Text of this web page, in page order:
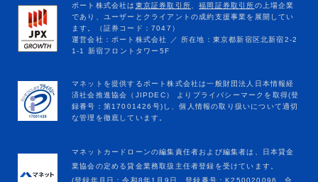
マネットカードローンの編集責任者および編集者は、日本貸金
業協会の定める貸金業務取扱主任者登録を受けています。
(登録年月日：令和8年1月9日、登録番号：K250020096、合